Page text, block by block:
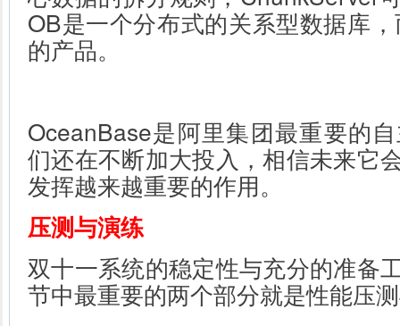
OB是一个分布式的关系型数据库
的产品。
OceanBase是阿里集团最重要的
们还在不断加大投入，相信未来它
发挥越来越重要的作用。
压测与演练
双十一系统的稳定性与充分的准备
节中最重要的两个部分就是性能压